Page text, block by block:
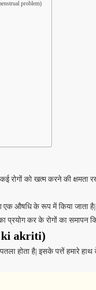
problem)
रोगों को खत्म करने की
एक औषधि के रूप में किया
कर के रोगों का समापन
ki akriti)
पतला होता है| इसके पत्तें